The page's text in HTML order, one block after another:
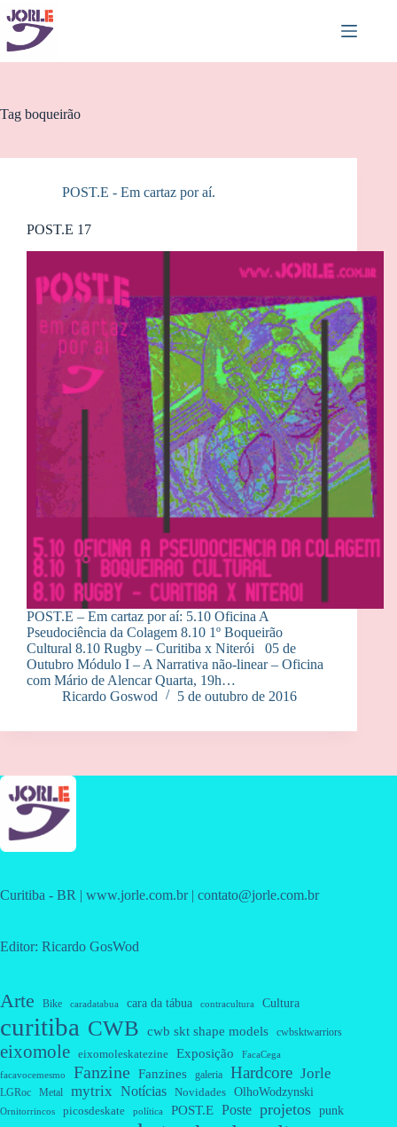
Pular
para
conteúdo
Tag boqueirão
POST.E - Em cartaz por aí.
POST.E 17
POST.E – Em cartaz por aí: 5.10 Oficina A
Pseudociência da Colagem 8.10 1º Boqueirão
Cultural 8.10 Rugby – Curitiba x Niterói 05 de
Outubro Módulo I – A Narrativa não-linear – Oficina
com Mário de Alencar Quarta, 19h…
Ricardo Goswod
5 de outubro de 2016
Curitiba - BR | www.jorle.com.br | contato@jorle.com.br
Editor: Ricardo GosWod
Arte Bike caradatabua cara da tábua contracultura Cultura
curitiba CWB cwb skt shape models cwbsktwarriors
eixomole eixomoleskatezine Exposição FacaCega
facavocemesmo Fanzine Fanzines galeria Hardcore Jorle
LGRoc Metal mytrix Notícias Novidades OlhoWodzynski
Ornitorrincos picosdeskate política POST.E Poste projetos punk